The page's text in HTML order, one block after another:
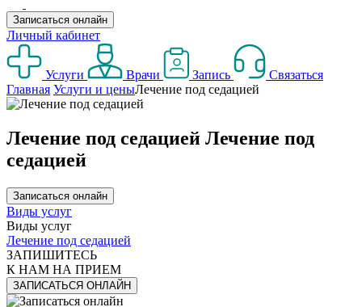
Записаться онлайн
Личный кабинет
Услуги Врачи Запись
Связаться
Главная Услуги и ценыЛечение под седацией
Лечение под седацией Лечение под
седацией
Записаться онлайн
Виды услуг
Виды услуг
Лечение под седацией
ЗАПИШИТЕСЬ
К НАМ НА ПРИЕМ
ЗАПИСАТЬСЯ ОНЛАЙН